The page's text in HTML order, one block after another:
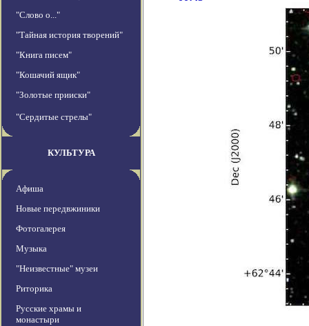
"Слово о..."
"Тайная история творений"
"Книга писем"
"Кошачий ящик"
"Золотые прииски"
"Сердитые стрелы"
КУЛЬТУРА
Афиша
Новые передвжиники
Фотогалерея
Музыка
"Неизвестные" музеи
Риторика
Русские храмы и
монастыри